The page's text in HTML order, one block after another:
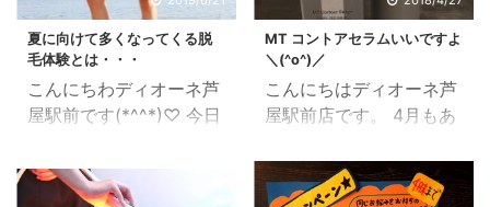
夏に向けて多くなってくる脱
毛体験とは・・・
こんにちわディオーネ芦
屋駅前です(*^^*)♡ 今日
(-.-;) また夏に向けてお
洋服が薄着になり、肌が
MT コントアセラムいいですよ
＼(^o^)／
こんにちはディオーネ芦
屋駅前店です。 4月もあ
GWですね
もう予定は
ありますか？ 新生活スタ